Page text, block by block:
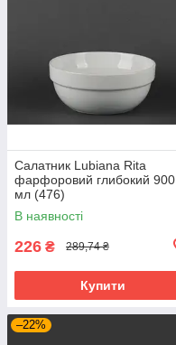
Салатник Lubiana Rita
фарфоровий глибокий 900
мл (476)
В наявності
226 ₴ 289,74 ₴
Купити
–22%